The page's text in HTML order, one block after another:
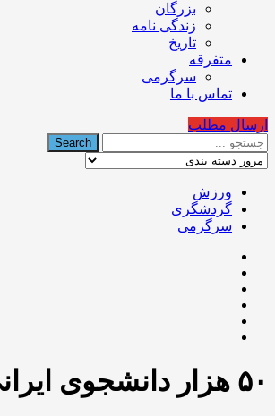
بزرگان
زندگی نامه
تاریخ
متفرقه
سرگرمی
تماس با ما
ارسال مطلب
ورزش
گردشگری
سرگرمی
۵۰ هزار دانشجوی ایرانی در خا